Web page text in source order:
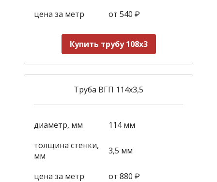
цена за метр от 540 ₽
Купить трубу 108х3
Труба ВГП 114х3,5
диаметр, мм
114 мм
толщина стенки,
мм
3,5 мм
цена за метр от 880 ₽